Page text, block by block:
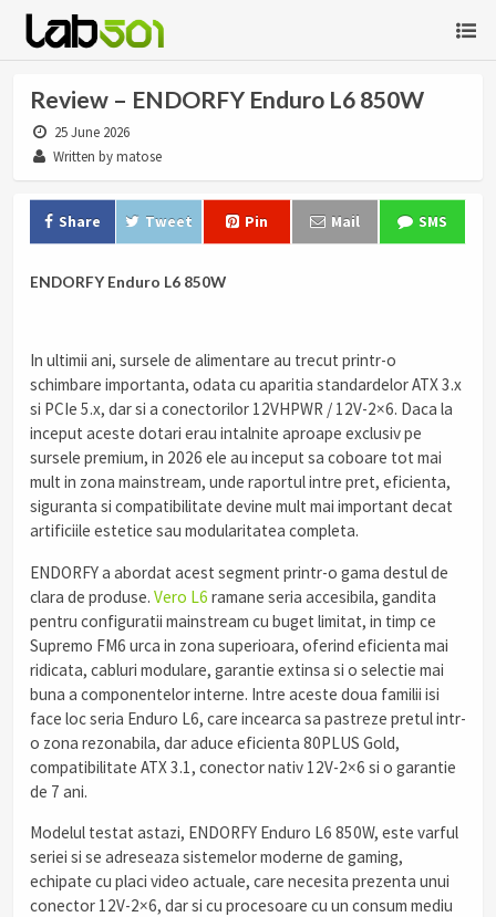
Review – ENDORFY Enduro L6 850W
25 June 2026
Written by matose
Share Tweet Pin Mail SMS
ENDORFY Enduro L6 850W
In ultimii ani, sursele de alimentare au trecut printr-o
schimbare importanta, odata cu aparitia standardelor ATX 3.x
si PCIe 5.x, dar si a conectorilor 12VHPWR / 12V-2×6. Daca la
inceput aceste dotari erau intalnite aproape exclusiv pe
sursele premium, in 2026 ele au inceput sa coboare tot mai
mult in zona mainstream, unde raportul intre pret, eficienta,
siguranta si compatibilitate devine mult mai important decat
artificiile estetice sau modularitatea completa.
ENDORFY a abordat acest segment printr-o gama destul de
clara de produse. Vero L6 ramane seria accesibila, gandita
pentru configuratii mainstream cu buget limitat, in timp ce
Supremo FM6 urca in zona superioara, oferind eficienta mai
ridicata, cabluri modulare, garantie extinsa si o selectie mai
buna a componentelor interne. Intre aceste doua familii isi
face loc seria Enduro L6, care incearca sa pastreze pretul intr-
o zona rezonabila, dar aduce eficienta 80PLUS Gold,
compatibilitate ATX 3.1, conector nativ 12V-2×6 si o garantie
de 7 ani.
Modelul testat astazi, ENDORFY Enduro L6 850W, este varful
seriei si se adreseaza sistemelor moderne de gaming,
echipate cu placi video actuale, care necesita prezenta unui
conector 12V-2×6, dar si cu procesoare cu un consum mediu